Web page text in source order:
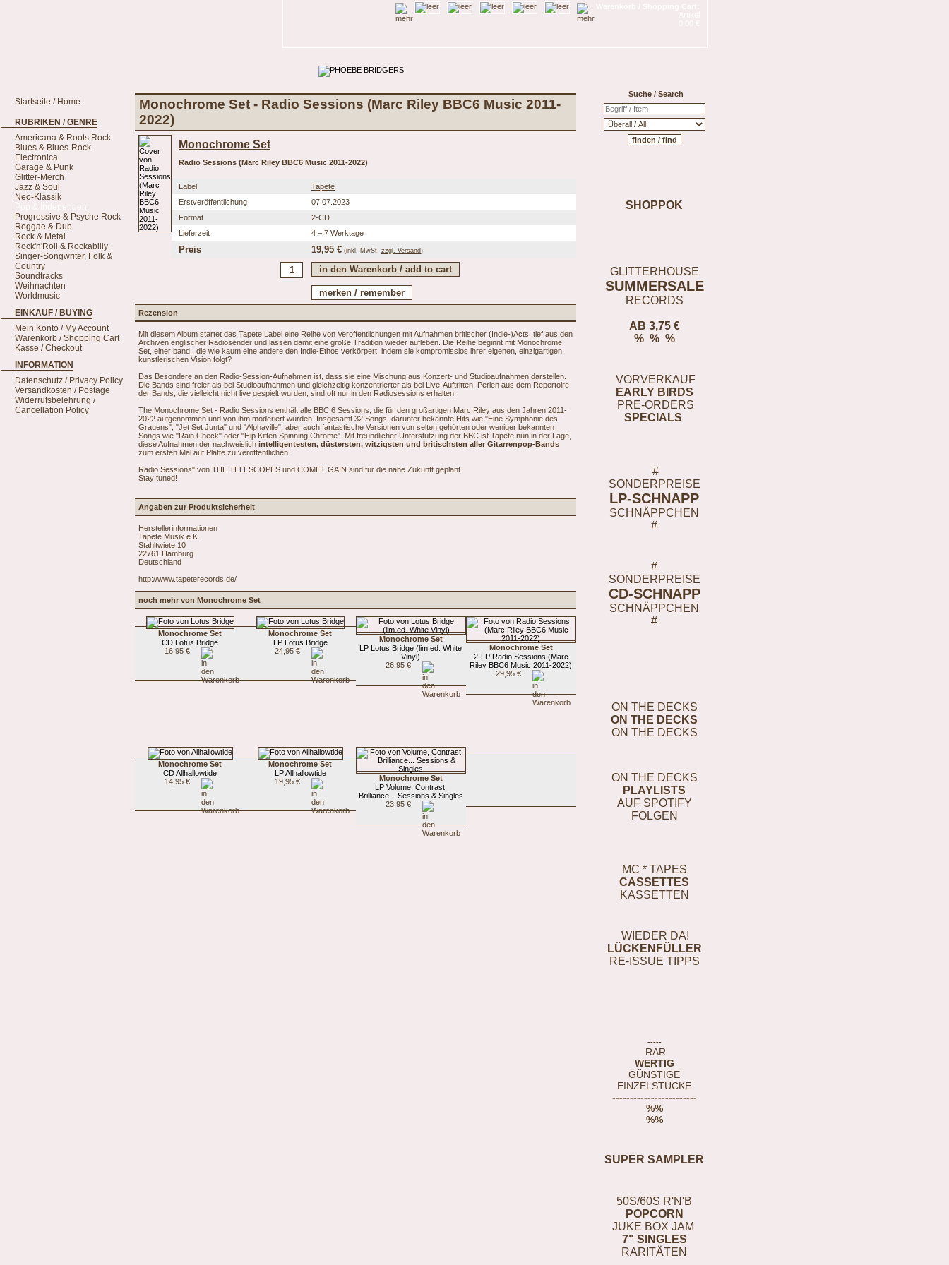
Suche / Search
SHOPPOK
GLITTERHOUSE
SUMMERSALE
RECORDS
AB 3,75 €
% % %
VORVERKAUF
EARLY BIRDS
PRE-ORDERS
SPECIALS
#
SONDERPREISE
LP-SCHNAPP
SCHNÄPPCHEN
#
#
SONDERPREISE
CD-SCHNAPP
SCHNÄPPCHEN
#
ON THE DECKS
ON THE DECKS
ON THE DECKS
ON THE DECKS
PLAYLISTS
AUF SPOTIFY
FOLGEN
MC * TAPES
CASSETTES
KASSETTEN
WIEDER DA!
LÜCKENFÜLLER
RE-ISSUE TIPPS
-----
RAR
WERTIG
GÜNSTIGE
EINZELSTÜCKE
------------------------
%%
%%
SUPER SAMPLER
50S/60S R'N'B
POPCORN
JUKE BOX JAM
7" SINGLES
RARITÄTEN
Startseite / Home
RUBRIKEN / GENRE
Americana & Roots Rock
Blues & Blues-Rock
Electronica
Garage & Punk
Glitter-Merch
Jazz & Soul
Neo-Klassik
Progressive & Psyche Rock
Reggae & Dub
Rock & Metal
Rock'n'Roll & Rockabilly
Singer-Songwriter, Folk &
Country
Soundtracks
Weihnachten
Worldmusic
EINKAUF / BUYING
Mein Konto / My Account
Warenkorb / Shopping Cart
Kasse / Checkout
INFORMATION
Datenschutz / Privacy Policy
Versandkosten / Postage
Widerrufsbelehrung /
Cancellation Policy
Monochrome Set - Radio Sessions (Marc Riley BBC6 Music 2011-
2022)
Monochrome Set
Radio Sessions (Marc Riley BBC6 Music 2011-2022)
Label
Tapete
Erstveröffentlichung
07.07.2023
Format
2-CD
Lieferzeit
4 – 7 Werktage
Preis 19,95 € (inkl. MwSt. zzgl. Versand)
Rezension
Mit diesem Album startet das Tapete Label eine Reihe von Veroffentlichungen mit Aufnahmen britischer (Indie-)Acts, tief aus den
Archiven englischer Radiosender und lassen damit eine große Tradition wieder aufleben. Die Reihe beginnt mit Monochrome
Set, einer band,, die wie kaum eine andere den Indie-Ethos verkörpert, indem sie kompromisslos ihrer eigenen, einzigartigen
kunstlerischen Vision folgt?
Das Besondere an den Radio-Session-Aufnahmen ist, dass sie eine Mischung aus Konzert- und Studioaufnahmen darstellen.
Die Bands sind freier als bei Studioaufnahmen und gleichzeitig konzentrierter als bei Live-Auftritten. Perlen aus dem Repertoire
der Bands, die vielleicht nicht live gespielt wurden, sind oft nur in den Radiosessions erhalten.
The Monochrome Set - Radio Sessions enthält alle BBC 6 Sessions, die für den großartigen Marc Riley aus den Jahren 2011-
2022 aufgenommen und von ihm moderiert wurden. Insgesamt 32 Songs, darunter bekannte Hits wie "Eine Symphonie des
Grauens", "Jet Set Junta" und "Alphaville", aber auch fantastische Versionen von selten gehörten oder weniger bekannten
Songs wie "Rain Check" oder "Hip Kitten Spinning Chrome". Mit freundlicher Unterstützung der BBC ist Tapete nun in der Lage,
diese Aufnahmen der nachweislich intelligentesten, düstersten, witzigsten und britischsten aller Gitarrenpop-Bands
zum ersten Mal auf Platte zu veröffentlichen.
Radio Sessions" von THE TELESCOPES und COMET GAIN sind für die nahe Zukunft geplant.
Stay tuned!
Angaben zur Produktsicherheit
Herstellerinformationen
Tapete Musik e.K.
Stahltwiete 10
22761 Hamburg
Deutschland
http://www.tapeterecords.de/
noch mehr von Monochrome Set
Monochrome Set
CD Lotus Bridge
16,95 €
Monochrome Set
LP Lotus Bridge
24,95 €
Monochrome Set
LP Lotus Bridge (lim.ed. White
Vinyl)
26,95 €
Monochrome Set
2-LP Radio Sessions (Marc
Riley BBC6 Music 2011-2022)
29,95 €
Monochrome Set
CD Allhallowtide
14,95 €
Monochrome Set
LP Allhallowtide
19,95 €
Monochrome Set
LP Volume, Contrast,
Brilliance... Sessions & Singles
23,95 €